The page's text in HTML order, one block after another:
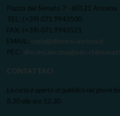
Piazza del Senato 7 - 60121 Ancona
TEL: (+39) 071.9943500
FAX: (+39) 071.9943521
EMAIL: curia@diocesi.ancona.it
PEC:
CONTATTACI
La curia è aperta al pubblico nei giorni
8.30 alle ore 12.30.